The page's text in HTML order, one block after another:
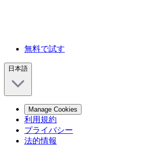
無料で試す
日本語
Manage Cookies
利用規約
プライバシー
法的情報